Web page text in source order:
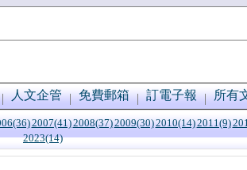
人文企管 免費郵箱 訂電子報 所有
2007(41)2008(37)2009(30)2010(14)2011(9)
2023(14)